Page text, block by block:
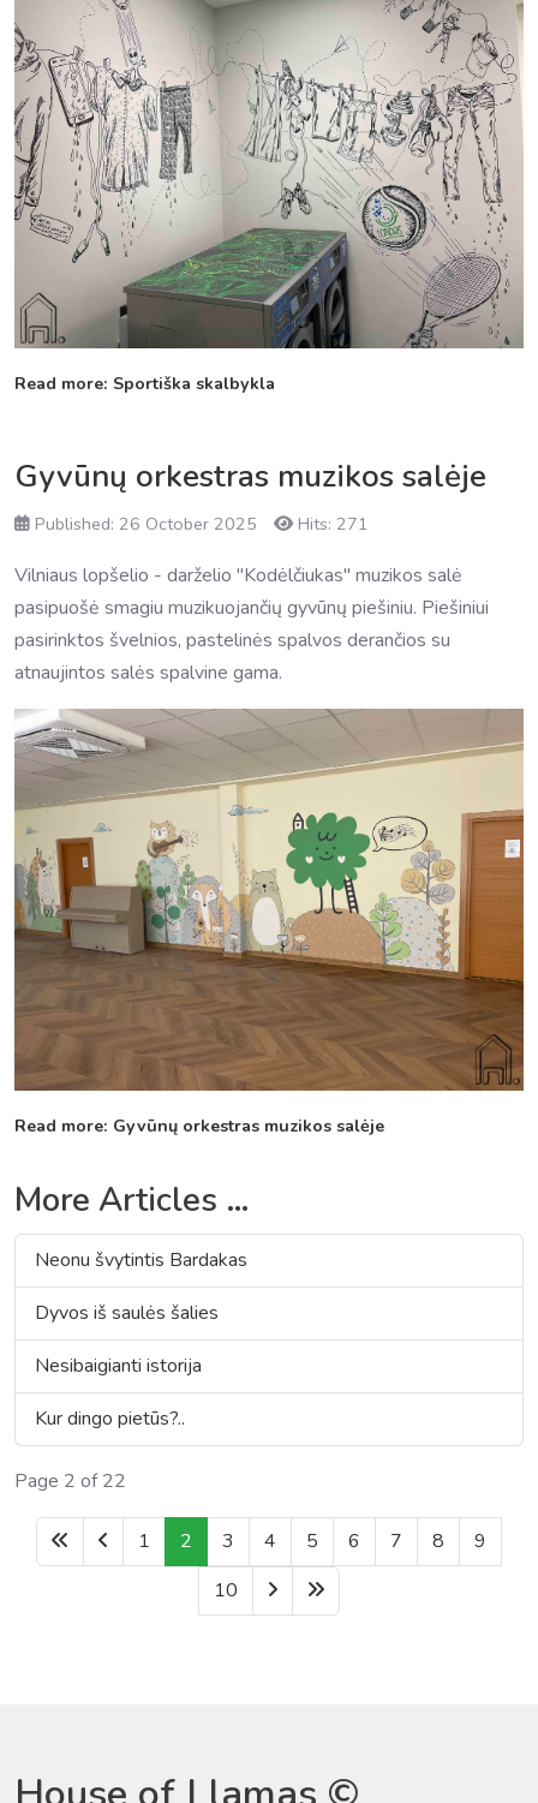
Read more: Sportiška skalbykla
Gyvūnų orkestras muzikos salėje
Published: 26 October 2025 Hits: 271
Vilniaus lopšelio - darželio "Kodėlčiukas" muzikos salė
pasipuošė smagiu muzikuojančių gyvūnų piešiniu. Piešiniui
pasirinktos švelnios, pastelinės spalvos derančios su
atnaujintos salės spalvine gama.
Read more: Gyvūnų orkestras muzikos salėje
More Articles …
Neonu švytintis Bardakas
Dyvos iš saulės šalies
Nesibaigianti istorija
Kur dingo pietūs?..
Page 2 of 22
1 2 3 4 5 6 7 8
9
10